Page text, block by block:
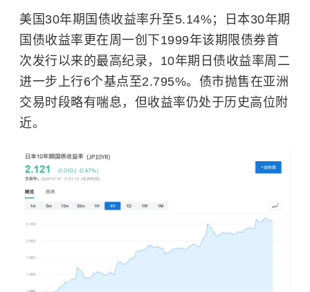
美国30年期国债收益率升至5.14%；日本30年期
国债收益率更在周一创下1999年该期限债券首
次发行以来的最高纪录，10年期日债收益率周二
进一步上行6个基点至2.795%。债市抛售在亚洲
交易时段略有喘息，但收益率仍处于历史高位附
近。